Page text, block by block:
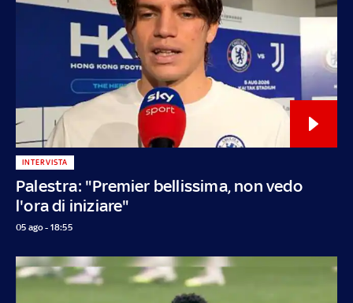
Palestra: "Premier bellissima, non vedo
l'ora di iniziare"
INTERVISTA
05 ago - 18:55